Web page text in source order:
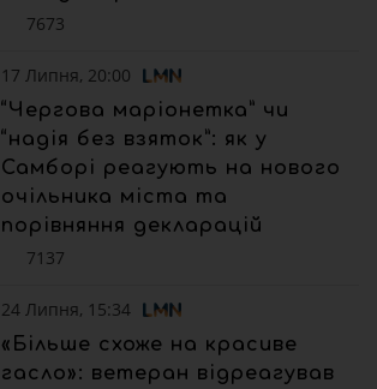
7673
17 Липня, 20:00
“Чергова маріонетка” чи
“надія без взяток”: як у
Самборі реагують на нового
очільника міста та
порівняння декларацій
7137
24 Липня, 15:34
«Більше схоже на красиве
гасло»: ветеран відреагував